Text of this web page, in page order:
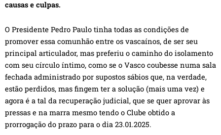
causas e culpas.
O Presidente Pedro Paulo tinha todas as condições de
promover essa comunhão entre os vascaínos, de ser seu
principal articulador, mas preferiu o caminho do isolamento
com seu círculo íntimo, como se o Vasco coubesse numa sala
fechada administrado por supostos sábios que, na verdade,
estão perdidos, mas fingem ter a solução (mais uma vez) e
agora é a tal da recuperação judicial, que se quer aprovar às
pressas e na marra mesmo tendo o Clube obtido a
prorrogação do prazo para o dia 23.01.2025.